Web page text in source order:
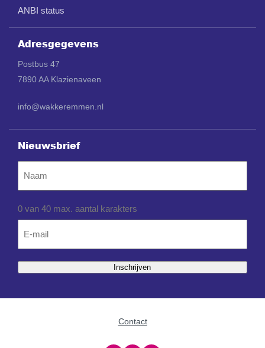
ANBI status
Adresgegevens
Postbus 47
7890 AA Klazienaveen
info@wakkeremmen.nl
Nieuwsbrief
0 van 40 max. aantal karakters
Inschrijven
Contact